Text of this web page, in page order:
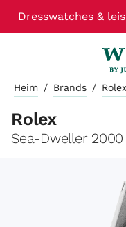
Dresswatches &
Heim / Brands / Rolex
Rolex
Sea-Dweller